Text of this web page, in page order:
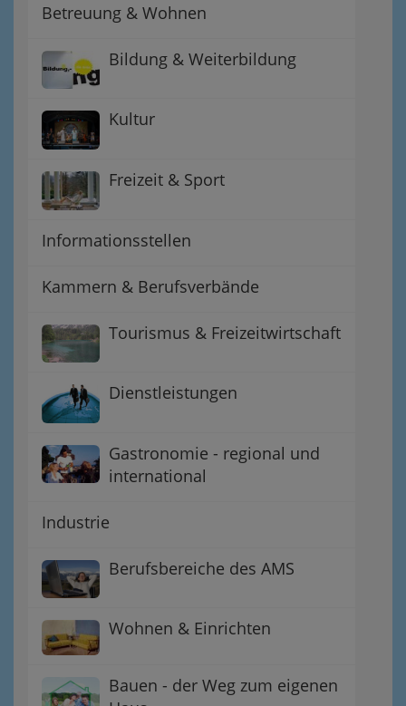
Betreuung & Wohnen
Bildung & Weiterbildung
Kultur
Freizeit & Sport
Informationsstellen
Kammern & Berufsverbände
Tourismus & Freizeitwirtschaft
Dienstleistungen
Gastronomie - regional und
international
Industrie
Berufsbereiche des AMS
Wohnen & Einrichten
Bauen - der Weg zum eigenen